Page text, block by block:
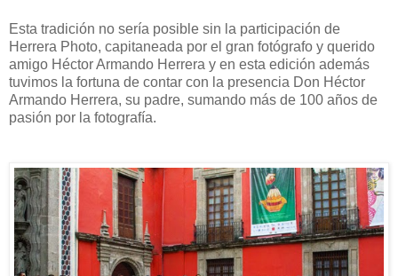
Esta tradición no sería posible sin la participación de
Herrera Photo, capitaneada por el gran fotógrafo y querido
amigo Héctor Armando Herrera y en esta edición además
tuvimos la fortuna de contar con la presencia Don Héctor
Armando Herrera, su padre, sumando más de 100 años de
pasión por la fotografía.